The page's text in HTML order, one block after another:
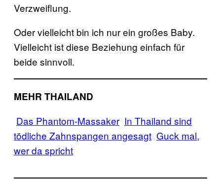
Verzweiflung.
Oder vielleicht bin ich nur ein großes Baby.
Vielleicht ist diese Beziehung einfach für
beide sinnvoll.
MEHR THAILAND
Das Phantom-Massaker In Thailand sind
tödliche Zahnspangen angesagt Guck mal,
wer da spricht